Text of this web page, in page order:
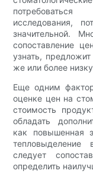
исследования,
значительной.
сопоставление
узнать,
же или более
Еще одним
оценке цен на
стоимость
обладать
как повышенная
следует
определить